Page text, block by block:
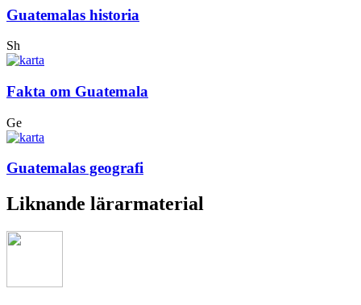
Guatemalas historia
Sh
Fakta om Guatemala
Ge
Guatemalas geografi
Liknande lärarmaterial